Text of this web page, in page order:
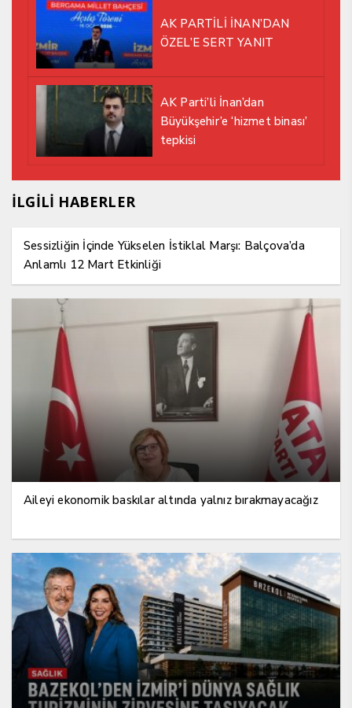
AK PARTİLİ İNAN’DAN
ÖZEL’E SERT YANIT
AK Parti’li İnan’dan
Büyükşehir’e ‘hizmet binası’
tepkisi
İLGİLİ HABERLER
Sessizliğin İçinde Yükselen İstiklal Marşı: Balçova’da
Anlamlı 12 Mart Etkinliği
Aileyi ekonomik baskılar altında yalnız bırakmayacağız